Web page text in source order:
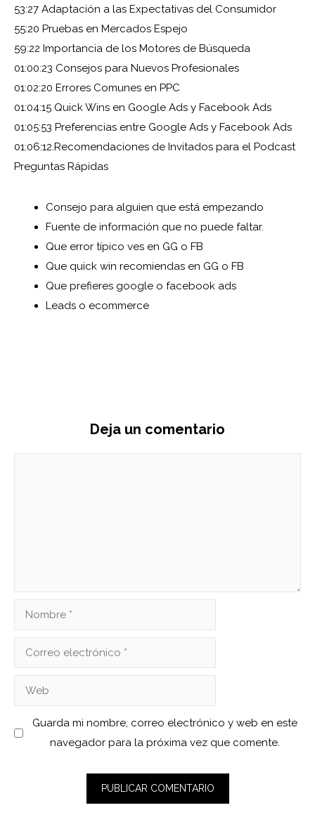
53:27 Adaptación a las Expectativas del Consumidor
55:20 Pruebas en Mercados Espejo
59:22 Importancia de los Motores de Búsqueda
01:00:23 Consejos para Nuevos Profesionales
01:02:20 Errores Comunes en PPC
01:04:15 Quick Wins en Google Ads y Facebook Ads
01:05:53 Preferencias entre Google Ads y Facebook Ads
01:06:12. Recomendaciones de Invitados para el Podcast
Preguntas Rápidas
Consejo para alguien que está empezando
Fuente de información que no puede faltar.
Que error típico ves en GG o FB
Que quick win recomiendas en GG o FB
Que prefieres google o facebook ads
Leads o ecommerce
Deja un comentario
Guarda mi nombre, correo electrónico y web en este
navegador para la próxima vez que comente.